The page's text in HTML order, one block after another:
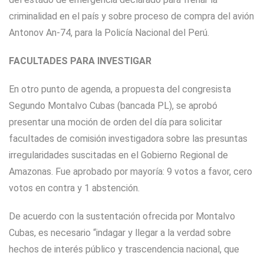
criminalidad en el país y sobre proceso de compra del avión
Antonov An-74, para la Policía Nacional del Perú.
FACULTADES PARA INVESTIGAR
En otro punto de agenda, a propuesta del congresista
Segundo Montalvo Cubas (bancada PL), se aprobó
presentar una moción de orden del día para solicitar
facultades de comisión investigadora sobre las presuntas
irregularidades suscitadas en el Gobierno Regional de
Amazonas. Fue aprobado por mayoría: 9 votos a favor, cero
votos en contra y 1 abstención.
De acuerdo con la sustentación ofrecida por Montalvo
Cubas, es necesario “indagar y llegar a la verdad sobre
hechos de interés público y trascendencia nacional, que